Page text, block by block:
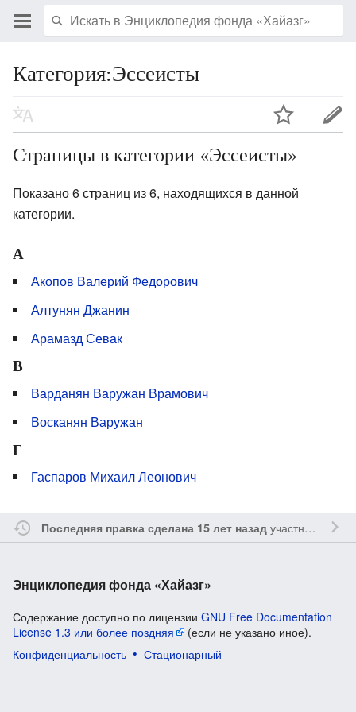
Категория:Эссеисты
Страницы в категории «Эссеисты»
Показано 6 страниц из 6, находящихся в данной
категории.
А
Акопов Валерий Федорович
Алтунян Джанин
Арамазд Севак
В
Варданян Варужан Врамович
Восканян Варужан
Г
Гаспаров Михаил Леонович
Последняя правка сделана 15 лет назадучастником
Энциклопедия фонда «Хайазг»
Содержание доступно по лицензии GNU Free Documentation
License 1.3 или более поздняя
(если не указано иное).
Конфиденциальность
Стационарный